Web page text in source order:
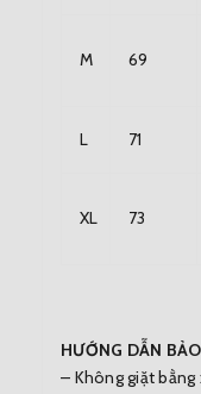
M 69
L 71
XL 73
HƯỚNG DẪN
– Không giặt